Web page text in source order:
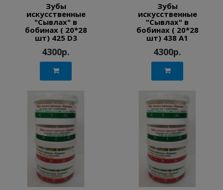
Зубы
искусственные
"Сывлах" в
бобинах ( 20*28
шт) 425 D3
4300р.
Зубы
искусственные
"Сывлах" в
бобинах ( 20*28
шт) 438 A1
4300р.